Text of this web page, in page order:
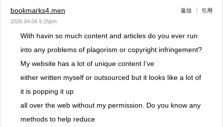
bookmarks4.men
2026.04.04 9:25pm
返信 引用
With havin so much content and articles do you ever run
into any problems of plagorism or copyright infringement?
My website has a lot of unique content I’ve
either written myself or outsourced but it looks like a lot of
it is popping it up
all over the web without my permission. Do you know any
methods to help reduce